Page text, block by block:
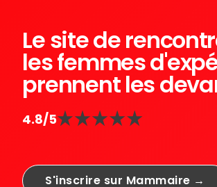
Le site de
les femmes
prennent les
4.8/5
S'inscrire sur Mammaire →